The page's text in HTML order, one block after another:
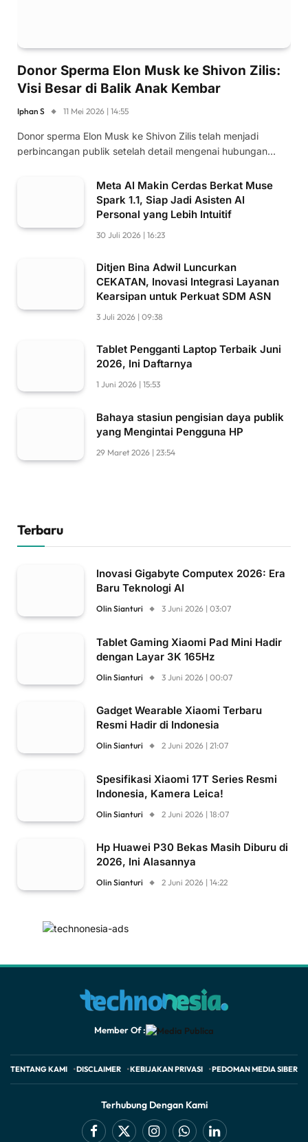
Donor Sperma Elon Musk ke Shivon Zilis:
Visi Besar di Balik Anak Kembar
Iphan S 11 Mei 2026 | 14:55
Donor sperma Elon Musk ke Shivon Zilis telah menjadi
perbincangan publik setelah detail mengenai hubungan…
Meta AI Makin Cerdas Berkat Muse
Spark 1.1, Siap Jadi Asisten AI
Personal yang Lebih Intuitif
30 Juli 2026 | 16:23
Ditjen Bina Adwil Luncurkan
CEKATAN, Inovasi Integrasi Layanan
Kearsipan untuk Perkuat SDM ASN
3 Juli 2026 | 09:38
Tablet Pengganti Laptop Terbaik Juni
2026, Ini Daftarnya
1 Juni 2026 | 15:53
Bahaya stasiun pengisian daya publik
yang Mengintai Pengguna HP
29 Maret 2026 | 23:54
Terbaru
Inovasi Gigabyte Computex 2026: Era
Baru Teknologi AI
Olin Sianturi 3 Juni 2026 | 03:07
Tablet Gaming Xiaomi Pad Mini Hadir
dengan Layar 3K 165Hz
Olin Sianturi 3 Juni 2026 | 00:07
Gadget Wearable Xiaomi Terbaru
Resmi Hadir di Indonesia
Olin Sianturi 2 Juni 2026 | 21:07
Spesifikasi Xiaomi 17T Series Resmi
Indonesia, Kamera Leica!
Olin Sianturi 2 Juni 2026 | 18:07
Hp Huawei P30 Bekas Masih Diburu di
2026, Ini Alasannya
Olin Sianturi 2 Juni 2026 | 14:22
Member Of :
TENTANG KAMI DISCLAIMER KEBIJAKAN PRIVASI PEDOMAN MEDIA SIBER
Terhubung Dengan Kami